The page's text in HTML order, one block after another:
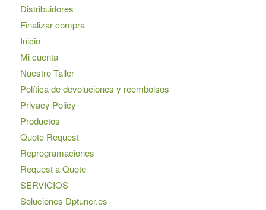
Distribuidores
Finalizar compra
Inicio
Mi cuenta
Nuestro Taller
Política de devoluciones y reembolsos
Privacy Policy
Productos
Quote Request
Reprogramaciones
Request a Quote
SERVICIOS
Soluciones Dptuner.es